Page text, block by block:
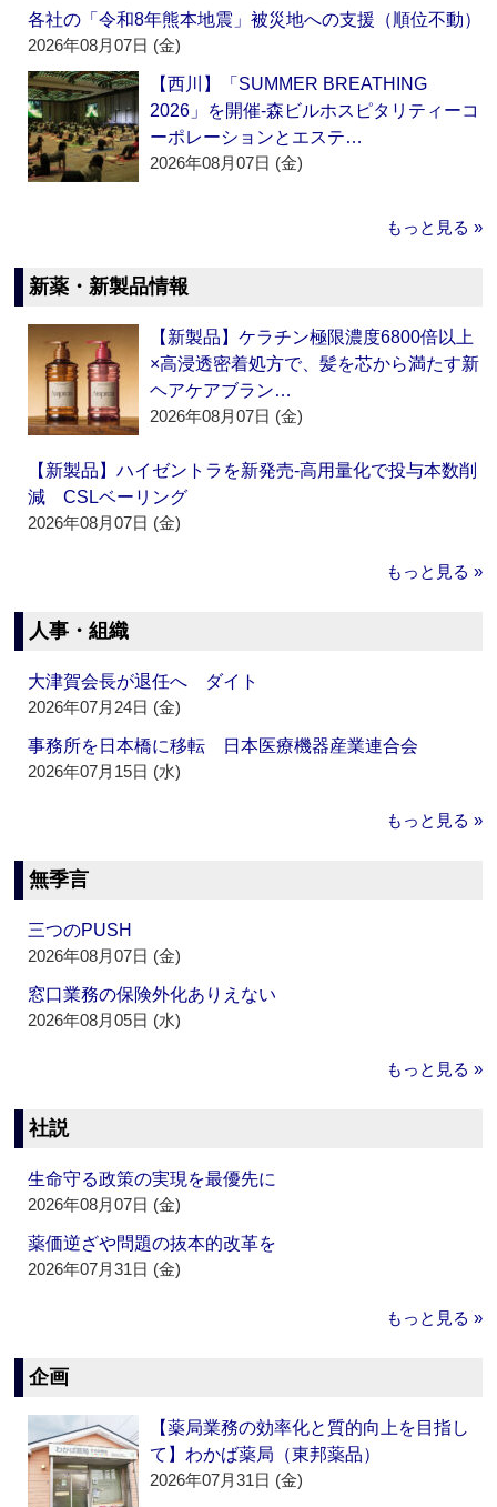
各社の「令和8年熊本地震」被災地への支援（順位不動）
2026年08月07日 (金)
【西川】「SUMMER BREATHING
2026」を開催‐森ビルホスピタリティーコ
ーポレーションとエステ…
2026年08月07日 (金)
もっと見る »
新薬・新製品情報
【新製品】ケラチン極限濃度6800倍以上
×高浸透密着処方で、髪を芯から満たす新
ヘアケアブラン…
2026年08月07日 (金)
【新製品】ハイゼントラを新発売‐高用量化で投与本数削
減 CSLベーリング
2026年08月07日 (金)
もっと見る »
人事・組織
大津賀会長が退任へ ダイト
2026年07月24日 (金)
事務所を日本橋に移転 日本医療機器産業連合会
2026年07月15日 (水)
もっと見る »
無季言
三つのPUSH
2026年08月07日 (金)
窓口業務の保険外化ありえない
2026年08月05日 (水)
もっと見る »
社説
生命守る政策の実現を最優先に
2026年08月07日 (金)
薬価逆ざや問題の抜本的改革を
2026年07月31日 (金)
もっと見る »
企画
【薬局業務の効率化と質的向上を目指し
て】わかば薬局（東邦薬品）
2026年07月31日 (金)